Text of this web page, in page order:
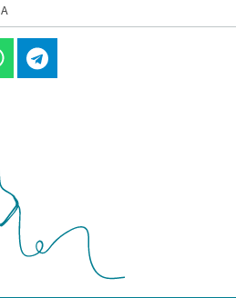
Whatsappissa
Jaa Telegramissa